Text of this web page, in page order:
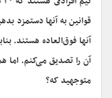
قوانین به آنها دستمزد
آنها فوق‌العاده هستند.
آن را تصدیق می‌کنم.
متوجهید که؟